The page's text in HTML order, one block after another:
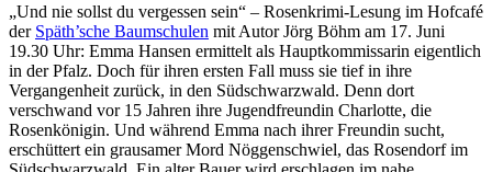
„Und nie sollst du vergessen sein“ – Rosenkrimi-Lesung im Hofcafé
der Späth’sche Baumschulen mit Autor Jörg Böhm am 17. Juni
19.30 Uhr: Emma Hansen ermittelt als Hauptkommissarin eigentlich
in der Pfalz. Doch für ihren ersten Fall muss sie tief in ihre
Vergangenheit zurück, in den Südschwarzwald. Denn dort
verschwand vor 15 Jahren ihre Jugendfreundin Charlotte, die
Rosenkönigin. Und während Emma nach ihrer Freundin sucht,
erschüttert ein grausamer Mord Nöggenschwiel, das Rosendorf im